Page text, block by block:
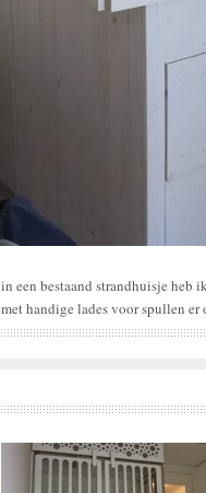
in een bestaand strandhuisje heb
met handige lades voor spullen er